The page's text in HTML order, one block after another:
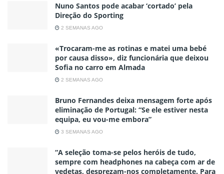
Nuno Santos pode acabar ‘cortado’ pela
Direção do Sporting
2 SEMANAS AGO
«Trocaram-me as rotinas e matei uma bebé
por causa disso», diz funcionária que deixou
Sofia no carro em Almada
2 SEMANAS AGO
Bruno Fernandes deixa mensagem forte após
eliminação de Portugal: “Se ele estiver nesta
equipa, eu vou-me embora”
3 SEMANAS AGO
“A seleção toma-se pelos heróis de tudo,
sempre com headphones na cabeça com ar de
vedetas, desprezam-nos completamente. Para